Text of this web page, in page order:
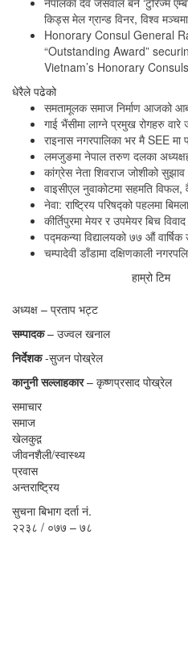
किड्स मेल ग्रान्ड विनर, विश्व
Honorary Consul General
“Outstanding Award”
Vietnam’s Honorary Consuls
धेरैले पढेको
समतामूलक समाज निर्माण आजको
गाई भैंसीमा लाग्ने प्रमुख रोगहरु वारे
राइनास नगरपालिका भर मै SEE
लमजुङमा नेपाल तरुण दलका
कांग्रेस नेता शिवराज जोशीको
वाइसीएल नुवाकोटमा सहमति
नेवा: राष्ट्रिय परिषद्को पहलमा
कीर्तिपुरमा मेयर र उपमेयर बिच
पद्मकन्या विद्यालयको ७७ औं
चम्पादेवी डाँडामा दक्षिणकाली
हाम्रो टिम
अध्यक्ष – प्रताप भट्ट
सम्पादक– उज्वल खनाल
निर्देशक-सुजन पोख्रेल
कानुनी सल्लाहकार– कृष्णप्रसाद पोख्रेल
समाचार
समाज
खेलकुद़़
जीवनशैली/स्वास्थ्य
प्रवास
अन्तराष्ट्रिय
सुचना बिभाग दर्ता नं.
२२३८ / ०७७ – ७८